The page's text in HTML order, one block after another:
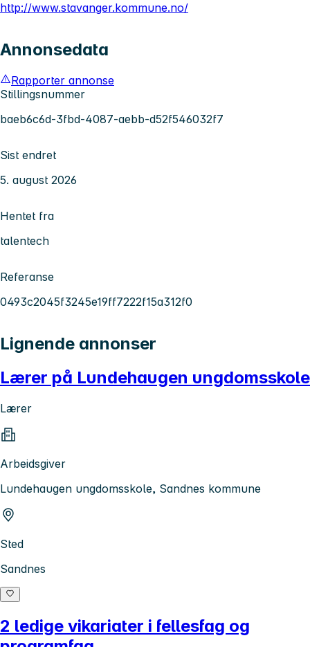
http://www.stavanger.kommune.no/
Annonsedata
Rapporter annonse
Stillingsnummer
baeb6c6d-3fbd-4087-aebb-d52f546032f7
Sist endret
5. august 2026
Hentet fra
talentech
Referanse
0493c2045f3245e19ff7222f15a312f0
Lignende annonser
Lærer på Lundehaugen ungdomsskole
Lærer
Arbeidsgiver
Lundehaugen ungdomsskole, Sandnes kommune
Sted
Sandnes
2 ledige vikariater i fellesfag og